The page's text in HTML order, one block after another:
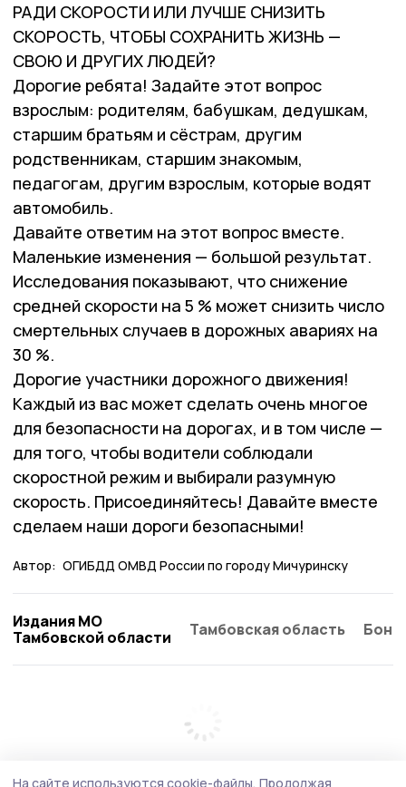
РАДИ СКОРОСТИ ИЛИ ЛУЧШЕ СНИЗИТЬ
СКОРОСТЬ, ЧТОБЫ СОХРАНИТЬ ЖИЗНЬ —
СВОЮ И ДРУГИХ ЛЮДЕЙ?
Дорогие ребята! Задайте этот вопрос
взрослым: родителям, бабушкам, дедушкам,
старшим братьям и сёстрам, другим
родственникам, старшим знакомым,
педагогам, другим взрослым, которые водят
автомобиль.
Давайте ответим на этот вопрос вместе.
Маленькие изменения — большой результат.
Исследования показывают, что снижение
средней скорости на 5 % может снизить число
смертельных случаев в дорожных авариях на
30 %.
Дорогие участники дорожного движения!
Каждый из вас может сделать очень многое
для безопасности на дорогах, и в том числе —
для того, чтобы водители соблюдали
скоростной режим и выбирали разумную
скорость. Присоединяйтесь! Давайте вместе
сделаем наши дороги безопасными!
Автор: ОГИБДД ОМВД России по городу Мичуринску
Издания МО
Тамбовской области
Тамбовская область
На сайте используются cookie-файлы. Продолжая